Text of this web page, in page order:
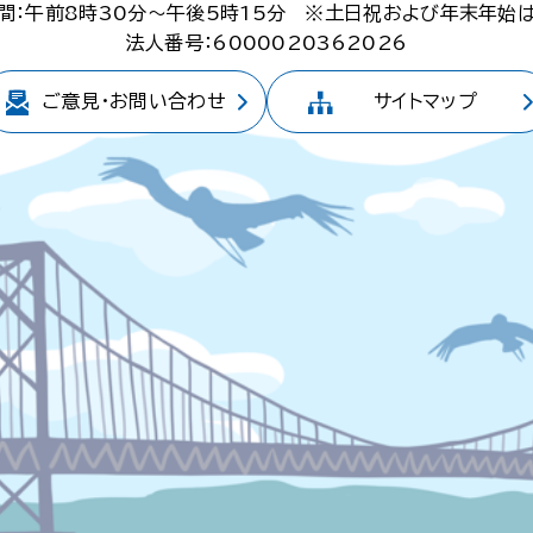
：午前8時30分～午後5時15分
※土日祝および年末年始
法人番号：6000020362026
ご意見・お問い合わせ サイトマップ